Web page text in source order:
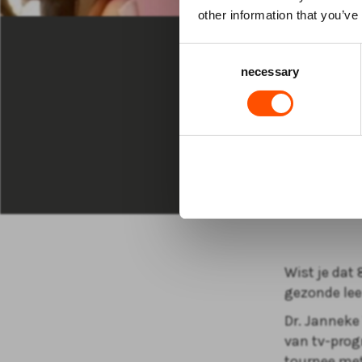
other information that
necessary
De
20:00 uur
Wist je dat
gezonde
Dr.
van tv-